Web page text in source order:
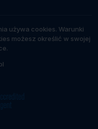
używa cookies. Warunki
możesz określić w swojej